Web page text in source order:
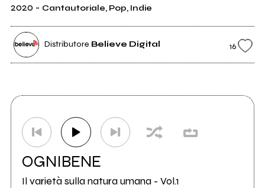
2020- Cantautoriale, Pop, Indie
Distributore Believe Digital 16
OGNIBENE
Il varietà sulla natura umana - Vol.1